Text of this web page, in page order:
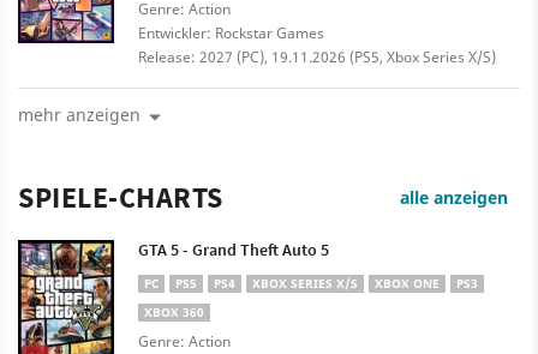
Genre: Action
Entwickler: Rockstar Games
Release: 2027 (PC), 19.11.2026 (PS5, Xbox Series X/S)
mehr anzeigen
SPIELE-CHARTS alle anzeigen
GTA 5 - Grand Theft Auto 5
PC PS5 PS4 XBOX SERIES X/S XBOX ONE
PS3
XBOX 360
Genre: Action